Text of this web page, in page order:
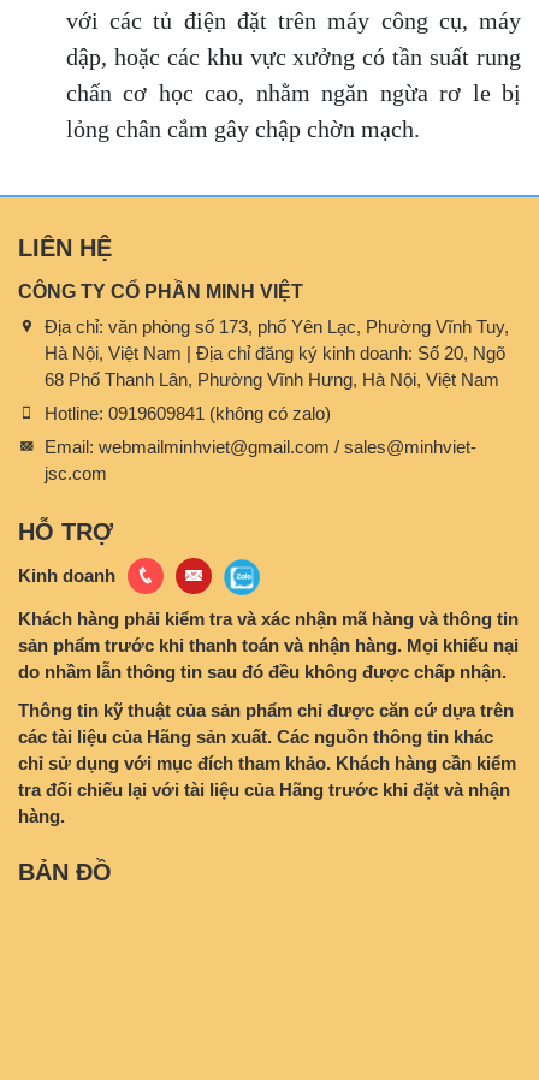
với các tủ điện đặt trên máy công cụ, máy
dập, hoặc các khu vực xưởng có tần suất rung
chấn cơ học cao, nhằm ngăn ngừa rơ le bị
lỏng chân cắm gây chập chờn mạch.
LIÊN HỆ
CÔNG TY CỔ PHẦN MINH VIỆT
Địa chỉ: văn phòng số 173, phố Yên Lạc, Phường Vĩnh Tuy,
Hà Nội, Việt Nam | Địa chỉ đăng ký kinh doanh: Số 20, Ngõ
68 Phố Thanh Lân, Phường Vĩnh Hưng, Hà Nội, Việt Nam
Hotline: 0919609841 (không có zalo)
Email: webmailminhviet@gmail.com / sales@minhviet-
jsc.com
HỖ TRỢ
Kinh doanh
Khách hàng phải kiểm tra và xác nhận mã hàng và thông tin
sản phẩm trước khi thanh toán và nhận hàng. Mọi khiếu nại
do nhầm lẫn thông tin sau đó đều không được chấp nhận.
Thông tin kỹ thuật của sản phẩm chỉ được căn cứ dựa trên
các tài liệu của Hãng sản xuất. Các nguồn thông tin khác
chỉ sử dụng với mục đích tham khảo. Khách hàng cần kiểm
tra đối chiếu lại với tài liệu của Hãng trước khi đặt và nhận
hàng.
BẢN ĐỒ